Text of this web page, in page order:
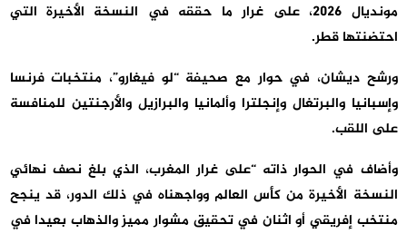
مونديال 2026، على غرار ما حققه في النسخة الأخيرة التي
احتضنتها قطر.
ورشح ديشان، في حوار مع صحيفة “لو فيغارو”، منتخبات فرنسا
وإسبانيا والبرتغال وإنجلترا وألمانيا والبرازيل والأرجنتين للمنافسة
على اللقب.
وأضاف في الحوار ذاته “على غرار المغرب، الذي بلغ نصف نهائي
النسخة الأخيرة من كأس العالم وواجهناه في ذلك الدور، قد ينجح
منتخب إفريقي أو اثنان في تحقيق مشوار مميز والذهاب بعيدا في